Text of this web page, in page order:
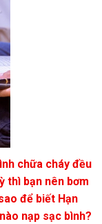
chữa cháy đều
thì bạn nên bơm
để biết Hạn
nạp sạc bình?